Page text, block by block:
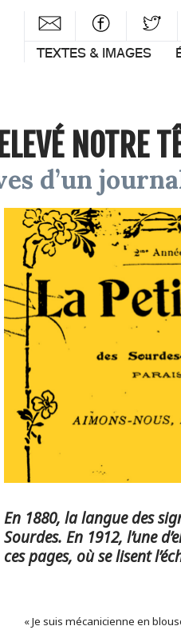
TEXTES & IMAGES
NOTRE
d’un
En 1880, la langue des
Sourdes. En 1912, l’une
ces pages, où se lisent
« Je suis mécanicienne en